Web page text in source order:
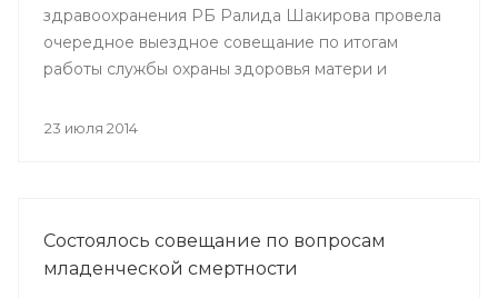
здравоохранения РБ Ралида Шакирова провела
очередное выездное совещание по итогам
работы службы охраны здоровья матери и
организациями, курируемыми отделом
23 июля 2014
Состоялось совещание по вопросам
младенческой смертности